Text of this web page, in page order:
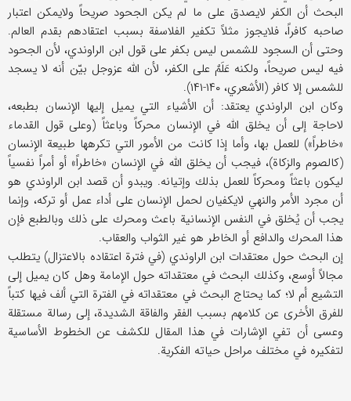
البحث أن الكفر لایصدق علی ما لم یكن الجحود صریحاً ولایمكن اعتبار
صاحبه كافراً، فلایجوز مثلاً تكفیر الفلاسفة بسبب اعتقادهم بقدم العالم.
وحتی أن السجود للشمس لیس بكفر علی قول ابن الراوندي، لأن الجحود
فیه لیس صریحاً، ولكنه عَلَمٌ علی الكفر، لأن الله عزوجل بیّن أنه لا یسجد
للشمس إلا كافر (الأشعري، ۱۴۰-۱۴۱).
وكان ابن الراوندي یعتقد: أن الأشیاء التي یمیل إلیها الإنسان بطبعه،
لاحاجة إلی أن یخلق الله في الإنسان محركاً وباعثاً (وعلی قول القدماء
«خاطراً») للعمل بها، وأما إذا كانت من الأمور التي تكرهها طبیعة الإنسان
(كالصوم والزكاة)، فیجب أن یخلق الله في الإنسان «خاطراً» أو أمراً نفسیاً
لیكون باعثاً ومحركاً للعمل بذلك وإتیانه. ویبدو أن قصد ابن الراوندي هو
أن مجرد الأمر والنهي لایكفیان لحمل الإنسان علی أداء عمل أو تركه، وإنما
یجب أن یُخلق في النفس الإنسانیة باعث ومحرك علی ذلك وبالطبع فإن
هذا المحرك والدافع أو الخاطر هو غیر الثواب والعقاب.
إن البحث حول معتقدات ابن الراوندي (في فترة اعتقاده بالاعتزال) یتطلب
مجالاً أوسع، وكذلك البحث في معتقداته حول الإمامة وهل كان یمیل إلی
التشیع أم لا؛ كما یحتاج البحث في معتقداته في الفترة التي ألف فیها كتباً
للفرق الأخری عن كلامهم بسبب الفقر والفاقة الشدیدة، إلی رسالة مستقلة
وعسی أن تفي الإشارات في هذا المقال للكشف عن الخطوط الأساسیة
لتفكیره في مختلف مراحل حیاته الفكریة.